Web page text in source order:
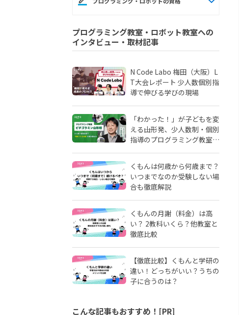
プログラミング教室・ロボット教室への
インタビュー・取材記事
N Code Labo 梅田（大阪）L
T大会レポート 少人数個別指
導で伸びる学びの現場
「わかった！」が子どもを変
える――山形発、少人数制・個別
指導のプログラミング教室
くもんは何歳から何歳まで？
いつまでなのか受験しない場
合も徹底解説
くもんの月謝（料金）は高
い？ 2教科いくら？他教室と
徹底比較
【徹底比較】くもんと学研の
違い！どっちがいい？うちの
子に合うのは？
こんな記事もおすすめ！[PR]